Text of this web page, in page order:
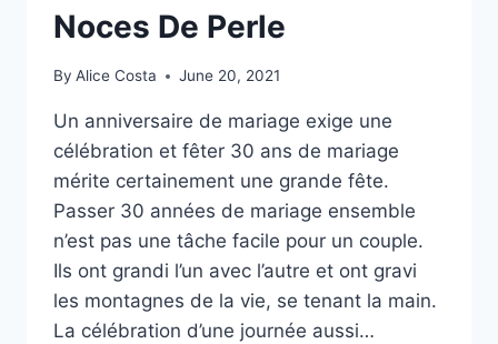
Noces De Perle
By Alice Costa June 20, 2021
Un anniversaire de mariage exige une
célébration et fêter 30 ans de mariage
mérite certainement une grande fête.
Passer 30 années de mariage ensemble
n’est pas une tâche facile pour un couple.
Ils ont grandi l’un avec l’autre et ont gravi
les montagnes de la vie, se tenant la main.
La célébration d’une journée aussi…